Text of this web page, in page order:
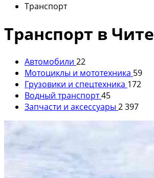
Транспорт
Транспорт в Чите
Автомобили 22
Мотоциклы и мототехника 59
Грузовики и спецтехника 172
Водный транспорт45
Запчасти и аксессуары 2 397